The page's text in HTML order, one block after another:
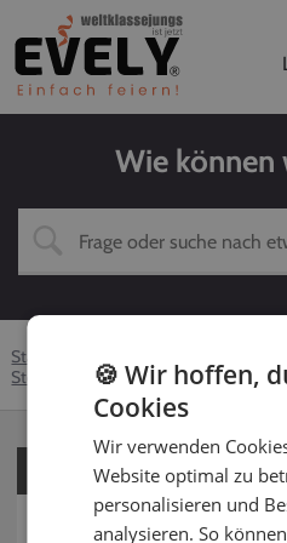
Wie können
Startseite
Stornierung
Krankheit
Für Kunden
Für Dienstleister
🍪 Wir hoffen,
Cookies
Wir verwenden
Website optimal zu
personalisieren und
analysieren. So